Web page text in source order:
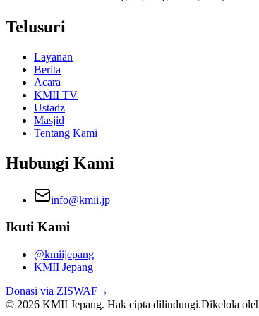
Telusuri
Layanan
Berita
Acara
KMII TV
Ustadz
Masjid
Tentang Kami
Hubungi Kami
info@kmii.jp
Ikuti Kami
@kmiijepang
KMII Jepang
Donasi via ZISWAF→
© 2026 KMII Jepang. Hak cipta dilindungi.Dikelola